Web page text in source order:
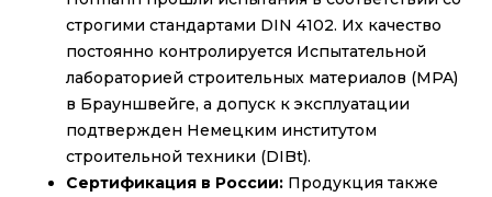
строгими стандартами DIN 4102. Их качество
постоянно контролируется Испытательной
лабораторией строительных материалов (MPA)
в Брауншвейге, а допуск к эксплуатации
подтвержден Немецким институтом
строительной техники (DIBt).
Сертификация в России: Продукция также